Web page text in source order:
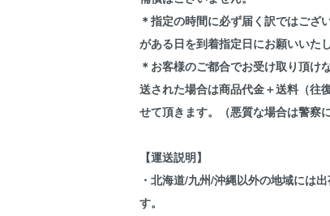
＊指定の時間に必ず届く訳ではござ
がある日を到着指定日にお願いいたし
＊お客様のご都合でお受け取り頂け
送された場合は商品代金＋送料（往
せて頂きます。（悪質な場合は警察
【運送説明】
・北海道/九州/沖縄以外の地域には
す。